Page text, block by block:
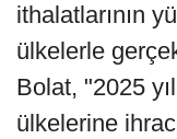
ithalatlarının
ülkelerle
Bolat, "2025
ülkelerine